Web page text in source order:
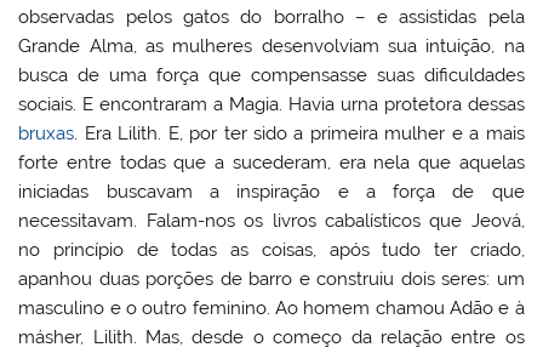
observadas pelos gatos do borralho – e assistidas pela
Grande Alma, as mulheres desenvolviam sua intuição, na
busca de uma força que compensasse suas dificuldades
sociais. E encontraram a Magia. Havia urna protetora dessas
bruxas . Era Lilith. E, por ter sido a primeira mulher e a mais
forte entre todas que a sucederam, era nela que aquelas
iniciadas buscavam a inspiração e a força de que
necessitavam. Falam-nos os livros cabalísticos que Jeová,
no princípio de todas as coisas, após tudo ter criado,
apanhou duas porções de barro e construiu dois seres: um
masculino e o outro feminino. Ao homem chamou Adão e à
másher, Lilith. Mas, desde o começo da relação entre os